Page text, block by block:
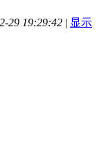
29 19:29:42 | 显示